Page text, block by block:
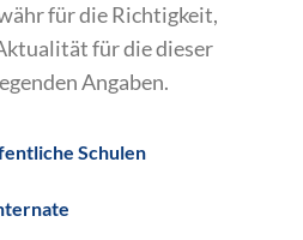
für die Richtigkeit,
für die dieser
Angaben.
Schulen